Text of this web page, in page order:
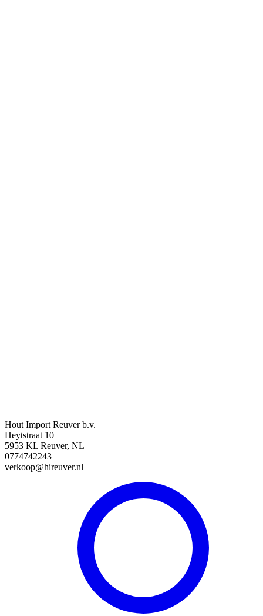
Hout Import Reuver b.v.
Heytstraat 10
5953 KL Reuver, NL
0774742243
verkoop@hireuver.nl